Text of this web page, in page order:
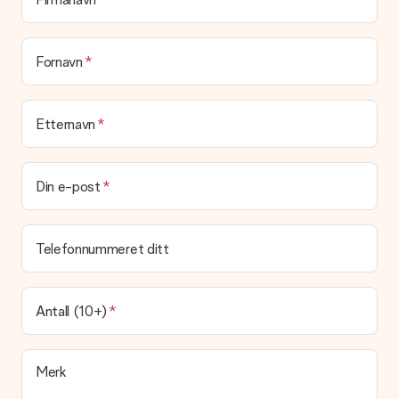
den flotte overraskelsen.
Blir gaven min pakket inn?
(Foreløpig) tilbyr vi ikke denne tjenesten. Vi leverer våre gaver
Leveringstid, leveringsalternativer og frakt
Kan jeg velge en leveringsdato?
Det er ikke mulig å velge en bestemt leveringsdato.
Leveringstiden er indikert på produktsiden til gaven. Du kan
stole på at vår operatør leverer gaven din denne dagen.
Hvilke leveringsalternativer kan jeg velge mellom?
For tiden er det ikke mulig å velge et leveringsalternativ.
Gaven du bestiller sendes enten som en pakke eller som
postbokslevering. Vil du vite hvilket alternativ bestillingen din
faller inn under? Ta kontakt med vår kundeservice.
Fornavn
Etternavn
Din e-post
Telefonnummeret ditt
Antall (10+)
Merk